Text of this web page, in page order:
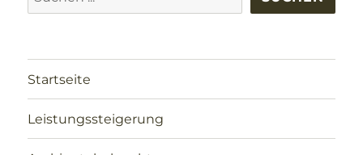
Startseite
Leistungssteigerung